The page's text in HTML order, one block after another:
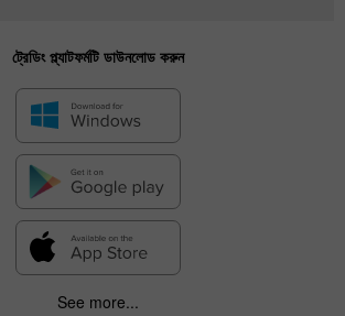
ট্রেডিং প্ল্যাটফর্মটি ডাউনলোড করুন
See more...